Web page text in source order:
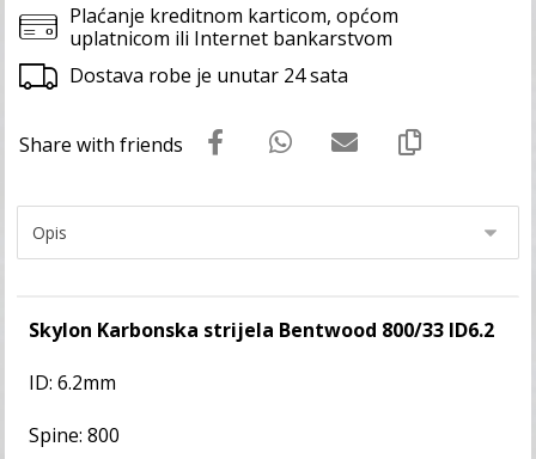
Plaćanje kreditnom karticom, općom
uplatnicom ili Internet bankarstvom
Dostava robe je unutar 24 sata
Skylon Karbonska strijela Bentwood 800/33 ID6.2
ID: 6.2mm
Spine: 800